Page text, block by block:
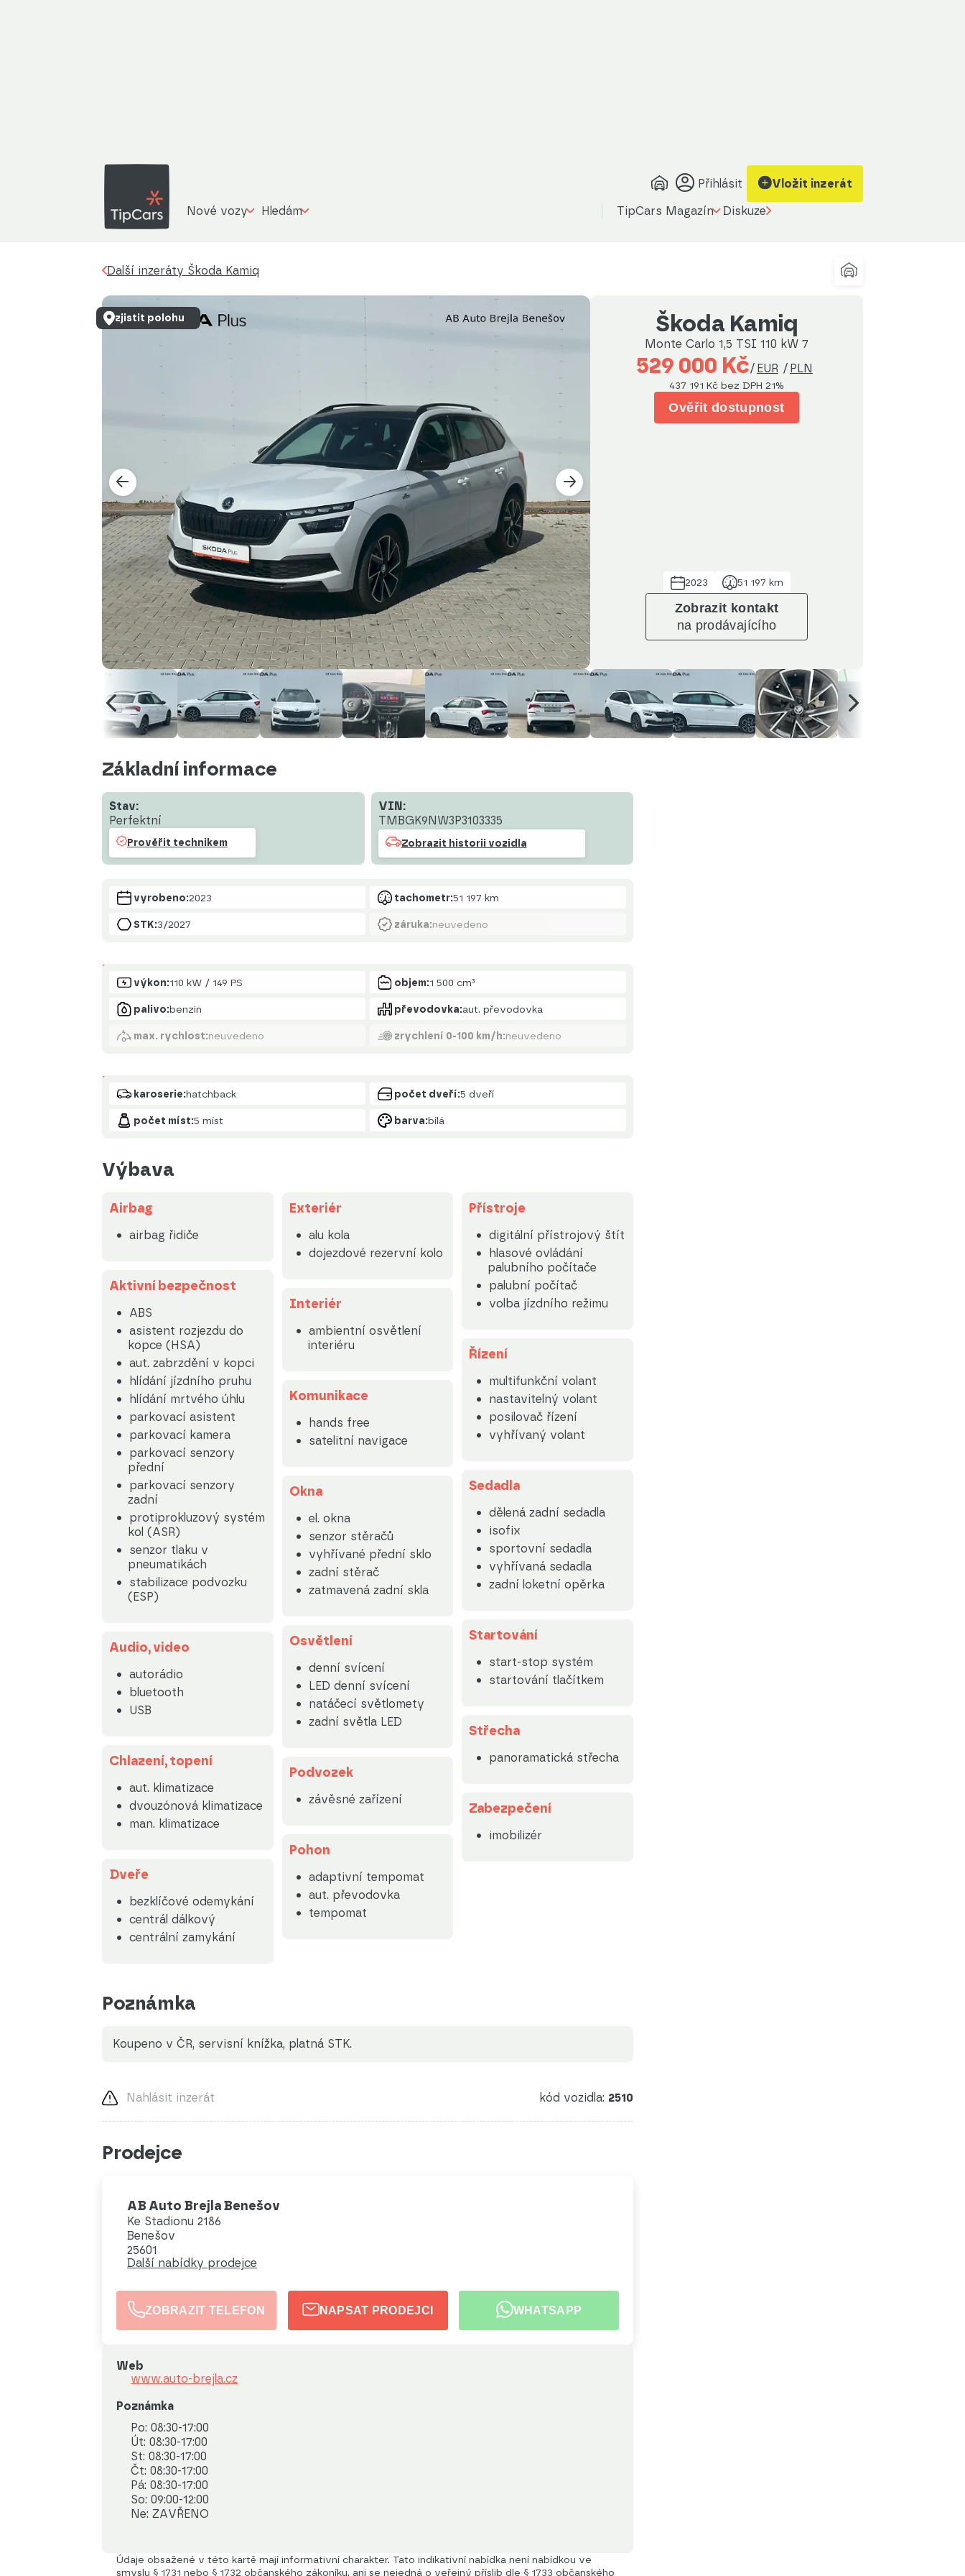
Přihlásit Vložit inzerát
Nové vozy Hledám TipCars Magazín Diskuze
Další inzeráty Škoda Kamiq
Škoda Kamiq
Monte Carlo 1,5 TSI 110 kW 7
529 000 Kč/ EUR / PLN
437 191 Kč bez DPH 21%
Ověřit dostupnost
2023 51 197 km
Zobrazit kontakt
na prodávajícího
zjistit polohu
Základní informace
Stav:
Perfektní
Prověřit technikem
VIN:
TMBGK9NW3P3103335
Zobrazit historii vozidla
vyrobeno:2023 tachometr:51 197 km
STK:3/2027 záruka:neuvedeno
Motor
výkon:110 kW / 149 PS objem:1 500 cm³
palivo:benzin převodovka:aut. převodovka
max. rychlost:neuvedeno zrychlení 0-100 km/h:neuvedeno
Karoserie
karoserie:hatchback počet dveří:5 dveří
počet míst:5 míst barva:bílá
Výbava
Airbag
airbag řidiče
Aktivní bezpečnost
ABS
asistent rozjezdu do
kopce (HSA)
aut. zabrzdění v kopci
hlídání jízdního pruhu
hlídání mrtvého úhlu
parkovací asistent
parkovací kamera
parkovací senzory
přední
parkovací senzory
zadní
protiprokluzový systém
kol (ASR)
senzor tlaku v
pneumatikách
stabilizace podvozku
(ESP)
Audio, video
autorádio
bluetooth
USB
Chlazení, topení
aut. klimatizace
dvouzónová klimatizace
man. klimatizace
Dveře
bezklíčové odemykání
centrál dálkový
centrální zamykání
Exteriér
alu kola
dojezdové rezervní kolo
Interiér
ambientní osvětlení
interiéru
Komunikace
hands free
satelitní navigace
Okna
el. okna
senzor stěračů
vyhřívané přední sklo
zadní stěrač
zatmavená zadní skla
Osvětlení
denní svícení
LED denní svícení
natáčecí světlomety
zadní světla LED
Podvozek
závěsné zařízení
Pohon
adaptivní tempomat
aut. převodovka
tempomat
Přístroje
digitální přístrojový štít
hlasové ovládání
palubního počítače
palubní počítač
volba jízdního režimu
Řízení
multifunkční volant
nastavitelný volant
posilovač řízení
vyhřívaný volant
Sedadla
dělená zadní sedadla
isofix
sportovní sedadla
vyhřívaná sedadla
zadní loketní opěrka
Startování
start-stop systém
startování tlačítkem
Střecha
panoramatická střecha
Zabezpečení
imobilizér
Poznámka
koupeno v ČR, servisní knížka, platná STK.
kód vozidla: 2510
Nahlásit inzerát
Prodejce
AB Auto Brejla Benešov
Ke Stadionu 2186
Benešov
25601
Další nabídky prodejce
ZOBRAZIT TELEFON NAPSAT PRODEJCI WHATSAPP
Web
www.auto-brejla.cz
Poznámka
Po: 08:30-17:00
Út: 08:30-17:00
St: 08:30-17:00
Čt: 08:30-17:00
Pá: 08:30-17:00
So: 09:00-12:00
Ne: ZAVŘENO
Údaje obsažené v této kartě mají informativní charakter. Tato indikativní nabídka není nabídkou ve
smyslu § 1731 nebo § 1732 občanského zákoníku, ani se nejedná o veřejný příslib dle § 1733 občanského